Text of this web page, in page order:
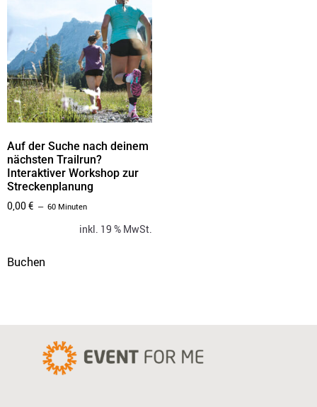
Auf der Suche nach deinem
nächsten Trailrun?
Interaktiver Workshop zur
Streckenplanung
0,00€ 60 Minuten
inkl. 19 % MwSt.
Buchen